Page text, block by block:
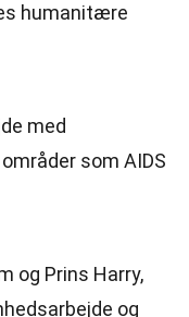
humanitære
med
som AIDS
og Prins Harry,
og